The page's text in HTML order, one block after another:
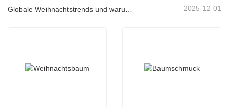
2025-12-01